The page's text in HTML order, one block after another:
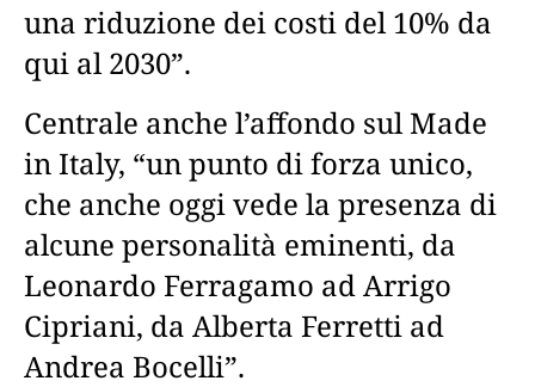
una riduzione dei costi del 10% da
qui al 2030”.
Centrale anche l’affondo sul Made
in Italy, “un punto di forza unico,
che anche oggi vede la presenza di
alcune personalità eminenti, da
Leonardo Ferragamo ad Arrigo
Cipriani, da Alberta Ferretti ad
Andrea Bocelli”.